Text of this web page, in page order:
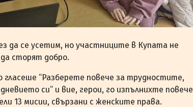
да се усетим, но участниците в Купата не
сторят добро.
“Разберете повече за трудностите,
си” и вие, герои, го изпълнихте повече
13 мисии, свързани с женските права.